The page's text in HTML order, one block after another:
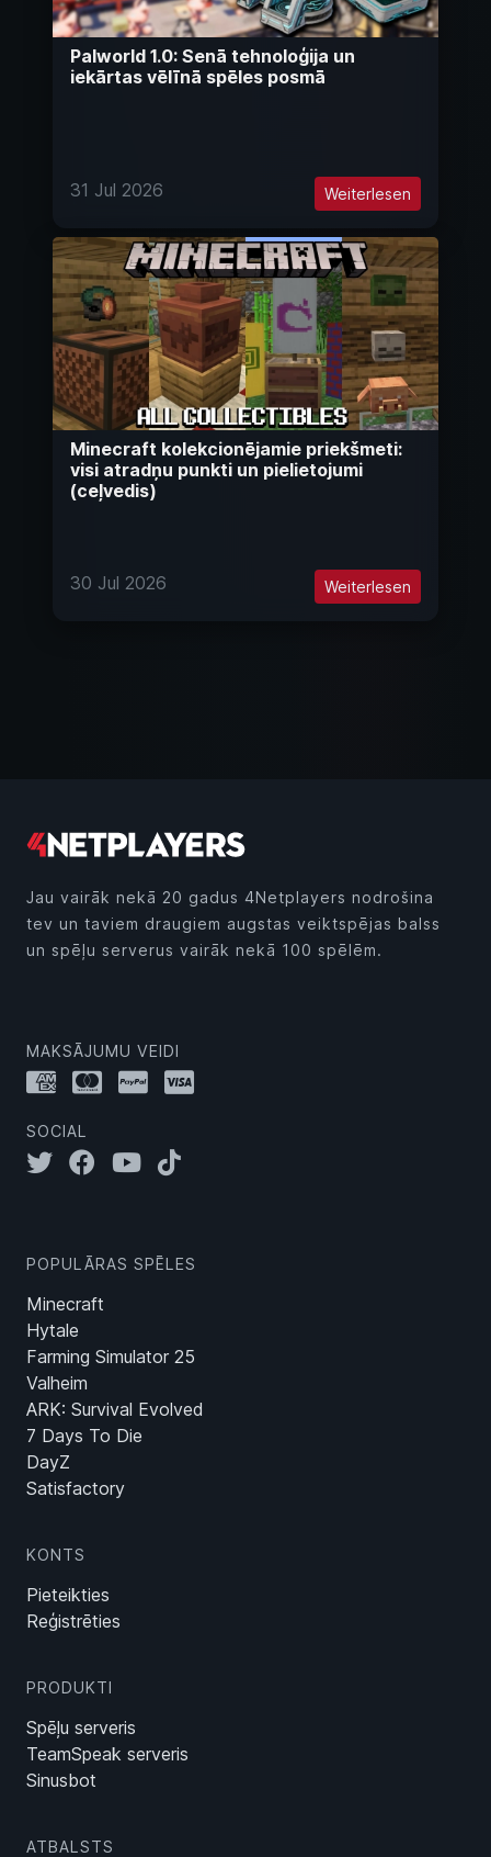
Palworld 1.0: Senā tehnoloģija un
iekārtas vēlīnā spēles posmā
31 Jul 2026 Weiterlesen
Minecraft kolekcionējamie priekšmeti:
visi atradņu punkti un pielietojumi
(ceļvedis)
30 Jul 2026 Weiterlesen
Jau vairāk nekā 20 gadus 4Netplayers nodrošina
tev un taviem draugiem augstas veiktspējas balss
un spēļu serverus vairāk nekā 100 spēlēm.
MAKSĀJUMU VEIDI
SOCIAL
POPULĀRAS SPĒLES
Minecraft
Hytale
Farming Simulator 25
Valheim
ARK: Survival Evolved
7 Days To Die
DayZ
Satisfactory
KONTS
Pieteikties
Reģistrēties
PRODUKTI
Spēļu serveris
TeamSpeak serveris
Sinusbot
ATBALSTS